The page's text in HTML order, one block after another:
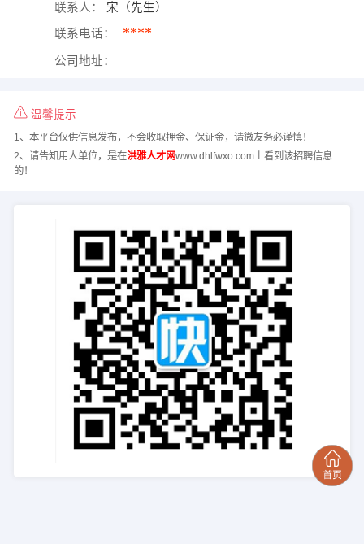
联系人： 宋（先生）
联系电话： ****
公司地址：
温馨提示
1、本平台仅供信息发布，不会收取押金、保证金，请微友务必谨慎！
2、请告知用人单位，是在洪雅人才网www.dhlfwxo.com上看到该招聘信息
的！